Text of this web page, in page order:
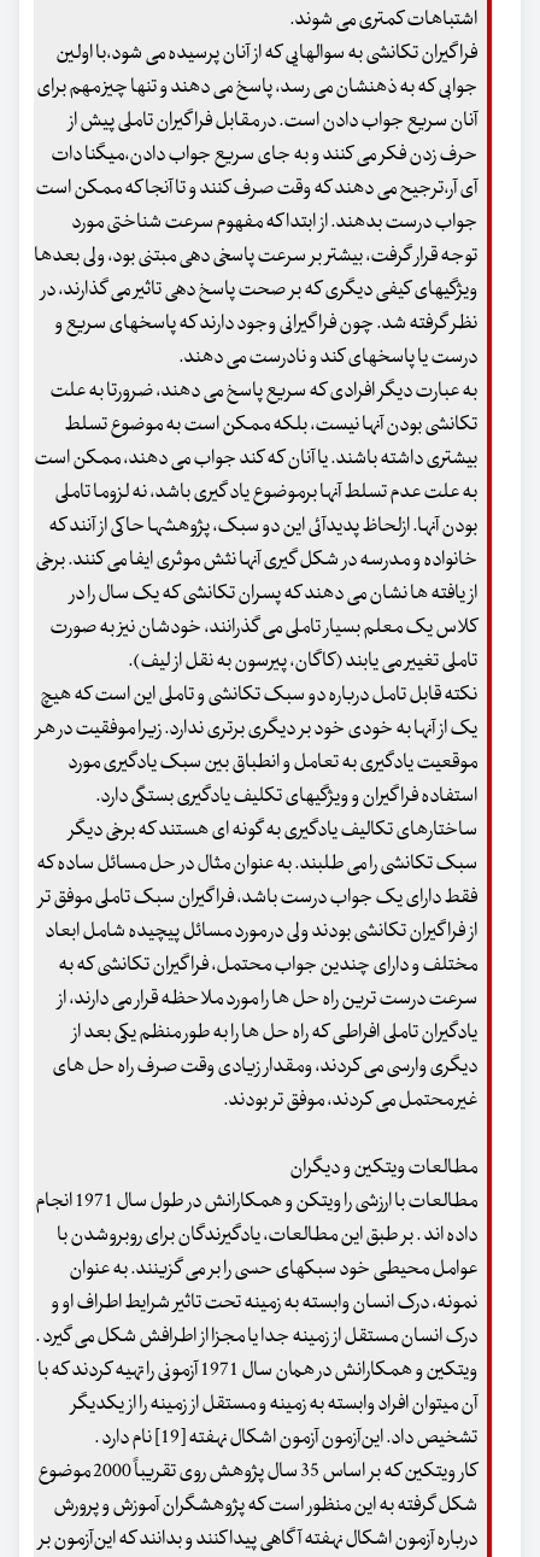
اشتباهات کمتری می شوند.
فراگیران تکانشی به سوالهایی که از آنان پرسیده می شود،با اولین
جوابی که به ذهنشان می رسد، پاسخ می دهند و تنها چیز مهم برای
آنان سریع جواب دادن است. در مقابل فراگیران تاملی پیش از
حرف زدن فکر می کنند و به جای سریع جواب دادن،میگنا دات
آی آر،ترجیح می دهند که وقت صرف کنند و تا آنجا که ممکن است
جواب درست بدهند. از ابتدا که مفهوم سرعت شناختی مورد
توجه قرار گرفت، بیشتر بر سرعت پاسخی دهی مبتنی بود، ولی بعدها
ویژگیهای کیفی دیگری که بر صحت پاسخ دهی تاثیر می گذارند، در
نظر گرفته شد. چون فراگیرانی وجود دارند که پاسخهای سریع و
درست یا پاسخهای کند و نادرست می دهند.
به عبارت دیگر افرادی که سریع پاسخ می دهند، ضرورتا به علت
تکانشی بودن آنها نیست، بلکه ممکن است به موضوع تسلط
بیشتری داشته باشند. یا آنان که کند جواب می دهند، ممکن است
به علت عدم تسلط آنها برموضوع یاد گیری باشد، نه لزوما تاملی
بودن آنها. ازلحاظ پدیدآئی این دو سبک، پژوهشها حاکی از آنند که
خانواده و مدرسه در شکل گیری آنها نثش موثری ایفا می کنند. برخی
از یافته ها نشان می دهند که پسران تکانشی که یک سال را در
کلاس یک معلم بسیار تاملی می گذرانند، خودشان نیز به صورت
تاملی تغییر می یابند (کاگان، پیرسون به نقل از لیف).
نکته قابل تامل درباره دو سبک تکانشی و تاملی این است که هیچ
یک از آنها به خودی خود بر دیگری برتری ندارد. زیرا موفقیت در هر
موقعیت یادگیری به تعامل و انطباق بین سبک یادگیری مورد
استفاده فراگیران و ویژگیهای تکلیف یادگیری بستگی دارد.
ساختارهای تکالیف یادگیری به گونه ای هستند که برخی دیگر
سبک تکانشی را می طلبند. به عنوان مثال در حل مسائل ساده که
فقط دارای یک جواب درست باشد، فراگیران سبک تاملی موفق تر
از فراگیران تکانشی بودند ولی در مورد مسائل پیچیده شامل ابعاد
مختلف و دارای چندین جواب محتمل، فراگیران تکانشی که به
سرعت درست ترین راه حل ها را مورد ملاحظه قرار می دارند، از
یادگیران تاملی افراطی که راه حل ها را به طور منظم یکی بعد از
دیگری وارسی می کردند، ومقدار زیادی وقت صرف راه حل های
غیر محتمل می کردند، موفق تر بودند.
مطالعات ویتکین و دیگران
مطالعات با ارزشی را ویتکن و همکارانش در طول سال 1971 انجام
داده اند . بر طبق این مطالعات، یادگیرندگان برای روبروشدن با
عوامل محیطی خود سبکهای حسی را بر می گزینند. به عنوان
نمونه، درک انسان وابسته به زمینه تحت تاثیر شرایط اطراف او و
درک انسان مستقل از زمینه جدا یا مجزا از اطرافش شکل می گیرد .
ویتکین و همکارانش در همان سال 1971 آزمونی را تهیه کردند که با
آن میتوان افراد وابسته به زمینه و مستقل از زمینه را از یکدیگر
تشخیص داد. این‌آزمون آزمون اشکال نهفته [19] نام دارد .
کار ویتکین که بر اساس 35 سال پژوهش روی تقریباً 2000 موضوع
شکل گرفته به این منظور است که پژوهشگران آموزش و پرورش
درباره آزمون اشکال نهفته آگاهی پیدا کنند و بدانند که این‌آزمون بر